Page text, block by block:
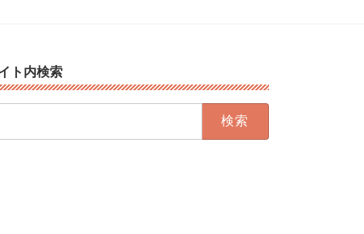
ト内検索